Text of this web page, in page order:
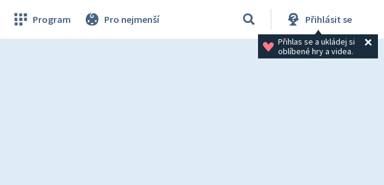
Program Pro nejmenší Přihlásit se
Přihlas se a ukládej si
oblíbené hry a videa.